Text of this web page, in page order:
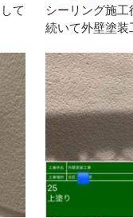
て
シーリング施
続いて外壁塗装